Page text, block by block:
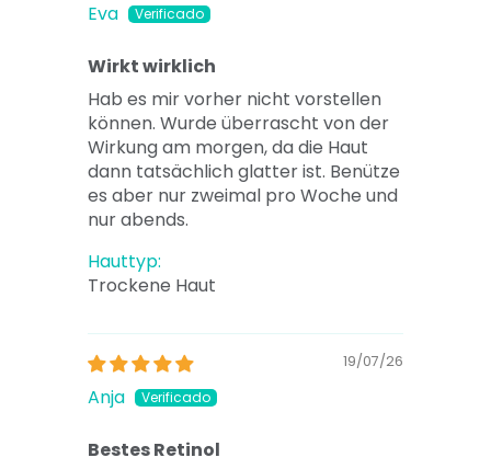
Eva
Wirkt wirklich
Hab es mir vorher nicht vorstellen
können. Wurde überrascht von der
Wirkung am morgen, da die Haut
dann tatsächlich glatter ist. Benütze
es aber nur zweimal pro Woche und
nur abends.
Hauttyp:
Trockene Haut
19/07/26
Anja
Bestes Retinol